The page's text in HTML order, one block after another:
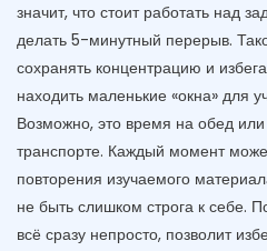
значит, что стоит работать над
делать 5-минутный перерыв.
сохранять концентрацию и
находить маленькие «окна» для
Возможно, это время на обед
транспорте. Каждый момент
повторения изучаемого
не быть слишком строга к себе.
всё сразу непросто, позволит